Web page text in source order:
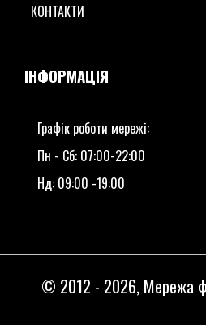
КОНТАКТИ
ІНФОРМАЦІЯ
Графік роботи мережі:
Пн - Сб: 07:00-22:00
Нд: 09:00 -19:00
© 2012 - 2026, Мережа